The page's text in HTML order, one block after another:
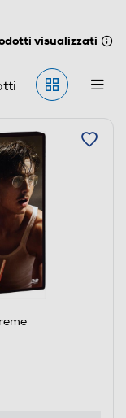
visualizzati